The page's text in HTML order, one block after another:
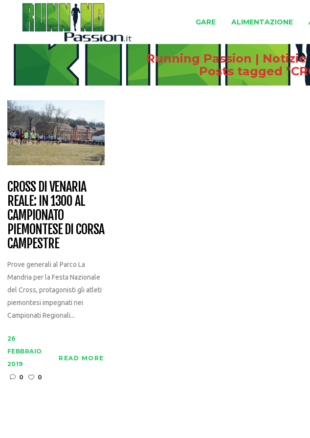
GARE ALIMENTAZIONE
Running Passion |
Posts tagged
CROSS DI VENARIA
REALE: IN 1300 AL
CAMPIONATO
PIEMONTESE DI CORSA
CAMPESTRE
Prove generali al Parco La
Mandria per la Festa Nazionale
del Cross, protagonisti gli atleti
piemontesi impegnati nei
Campionati Regionali...
26
FEBBRAIO
2019
0
0
READ MORE